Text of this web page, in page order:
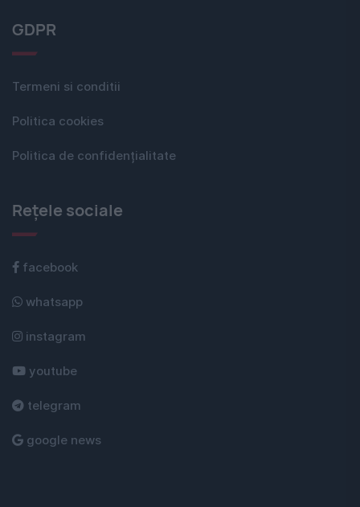
GDPR
Termeni si conditii
Politica cookies
Politica de confidențialitate
Rețele sociale
facebook
whatsapp
instagram
youtube
telegram
google news